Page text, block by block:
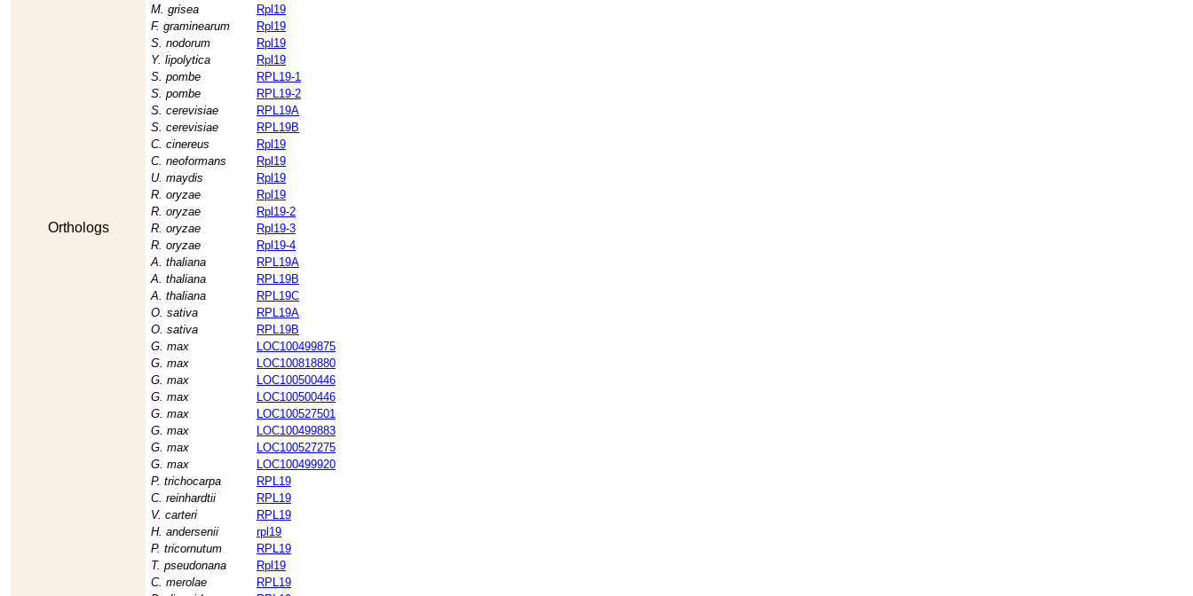
Orthologs
M. grisea
Rpl19
F. graminearum
Rpl19
S. nodorum
Rpl19
Y. lipolytica
Rpl19
S. pombe
RPL19-1
S. pombe
RPL19-2
S. cerevisiae
RPL19A
S. cerevisiae
RPL19B
C. cinereus
Rpl19
C. neoformans
Rpl19
U. maydis
Rpl19
R. oryzae
Rpl19
R. oryzae
Rpl19-2
R. oryzae
Rpl19-3
R. oryzae
Rpl19-4
A. thaliana
RPL19A
A. thaliana
RPL19B
A. thaliana
RPL19C
O. sativa
RPL19A
O. sativa
RPL19B
G. max
LOC100499875
G. max
LOC100818880
G. max
LOC100500446
G. max
LOC100500446
G. max
LOC100527501
G. max
LOC100499883
G. max
LOC100527275
G. max
LOC100499920
P. trichocarpa
RPL19
C. reinhardtii
RPL19
V. carteri
RPL19
H. andersenii
rpl19
P. tricornutum
RPL19
T. pseudonana
Rpl19
C. merolae
RPL19